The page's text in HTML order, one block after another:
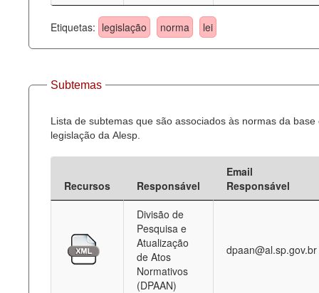
Etiquetas: legislação norma lei
Subtemas
Lista de subtemas que são associados às normas da base
legislação da Alesp.
Recursos Responsável
Email
Responsável
Divisão de
Pesquisa e
Atualização
de Atos
Normativos
(DPAAN)
dpaan@al.sp.gov.br